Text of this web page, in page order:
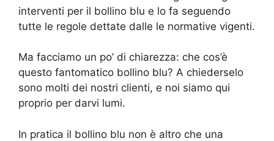
interventi per il bollino blu e lo fa seguendo
tutte le regole dettate dalle le normative vigenti.
Ma facciamo un po’ di chiarezza: che cos’è
questo fantomatico bollino blu? A chiederselo
sono molti dei nostri clienti, e noi siamo qui
proprio per darvi lumi.
In pratica il bollino blu non è altro che una